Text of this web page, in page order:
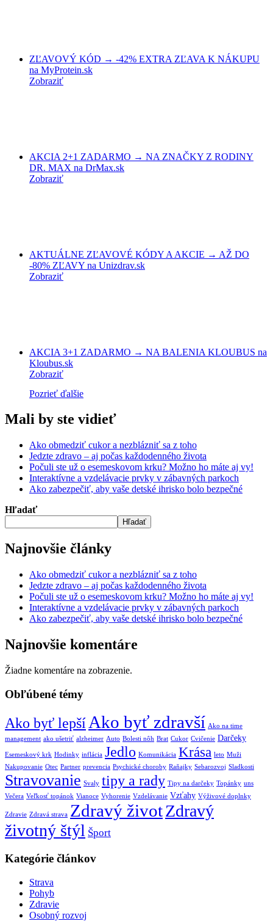
ZĽAVOVÝ KÓD → -42% EXTRA ZĽAVA K NÁKUPU
na MyProtein.sk
Zobraziť
AKCIA 2+1 ZADARMO → NA ZNAČKY Z RODINY
DR. MAX na DrMax.sk
Zobraziť
AKTUÁLNE ZĽAVOVÉ KÓDY A AKCIE → AŽ DO
-80% ZĽAVY na Unizdrav.sk
Zobraziť
AKCIA 3+1 ZADARMO → NA BALENIA KLOUBUS na
Kloubus.sk
Zobraziť
Pozrieť ďalšie
Mali by ste vidieť
Ako obmedziť cukor a nezblázniť sa z toho
Jedzte zdravo – aj počas každodenného života
Počuli ste už o esemeskovom krku? Možno ho máte aj vy!
Interaktívne a vzdelávacie prvky v zábavných parkoch
Ako zabezpečiť, aby vaše detské ihrisko bolo bezpečné
Hľadať
Hľadať
Najnovšie články
Ako obmedziť cukor a nezblázniť sa z toho
Jedzte zdravo – aj počas každodenného života
Počuli ste už o esemeskovom krku? Možno ho máte aj vy!
Interaktívne a vzdelávacie prvky v zábavných parkoch
Ako zabezpečiť, aby vaše detské ihrisko bolo bezpečné
Najnovšie komentáre
Žiadne komentáre na zobrazenie.
Obľúbené témy
Ako byť lepší Ako byť zdravší Ako na time
management ako ušetriť alzheimer Auto Bolesti nôh Brat Cukor Cvičenie Darčeky
Esemeskový krk Hodinky inflácia Jedlo Komunikácia Krása leto Muži
Nakupovanie Otec Partner prevencia Psychické choroby Raňajky Sebarozvoj Sladkosti
Stravovanie Svaly tipy a rady Tipy na darčeky Topánky uns
Večera Veľkosť topánok Vianoce Vyhorenie Vzdelávanie Vzťahy Výživové doplnky
Zdravie Zdravá strava Zdravý životZdravý
životný štýl Šport
Kategórie článkov
Strava
Pohyb
Zdravie
Osobný rozvoj